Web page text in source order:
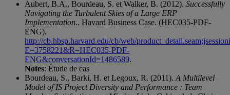
Aubert, B.A., Bourdeau, S. et Walker, B. (2012). Successfully
Navigating the Turbulent Skies of a Large ERP
Implementation.. Havard Business Case. (HEC035-PDF-
ENG).
http://cb.hbsp.harvard.edu/cb/web/
E=3758221&R=HEC035-PDF-
ENG&conversationId=1486589.
Notes: Étude de cas
Bourdeau, S., Barki, H. et Legoux, R. (2011). A Multilevel
Model of IS Project Diversity and Performance : Team